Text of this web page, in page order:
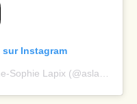
Instagram